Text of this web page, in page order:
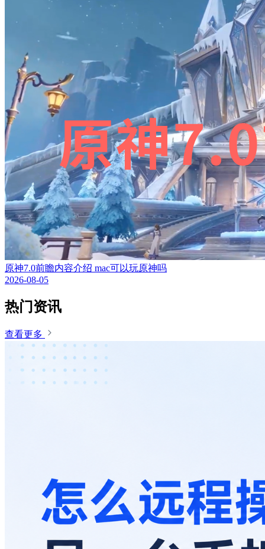
原神7.0前瞻内容介绍 mac可以玩原神吗
2026-08-05
热门资讯
查看更多